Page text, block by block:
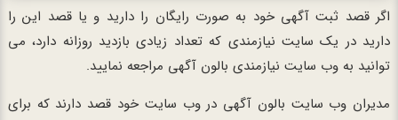
اگر قصد ثبت آگهی خود به صورت رایگان را دارید و یا قصد این را
دارید در یک سایت نیازمندی که تعداد زیادی بازدید روزانه دارد، می
توانید به وب سایت نیازمندی بالون آگهی مراجعه نمایید.
مدیران وب سایت بالون آگهی در وب سایت خود قصد دارند که برای